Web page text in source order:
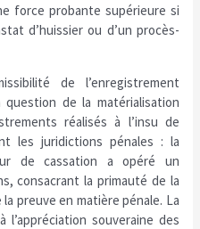
force probante supérieure si
d’huissier ou d’un procès-
de l’enregistrement
de la matérialisation
réalisés à l’insu de
les juridictions pénales : la
de cassation a opéré un
consacrant la primauté de la
preuve en matière pénale. La
souveraine des